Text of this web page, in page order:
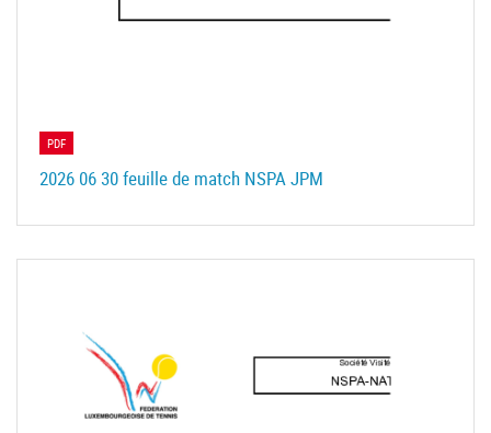
PDF
2026 06 30 feuille de match NSPA JPM